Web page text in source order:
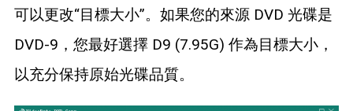
可以更改“目標大小”。如果您的來源 DVD 光碟是
DVD-9，您最好選擇 D9 (7.95G) 作為目標大小，
以充分保持原始光碟品質。